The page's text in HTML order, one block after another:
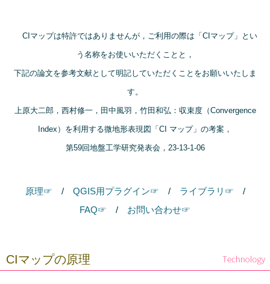
CIマップは特許ではありませんが，ご利用の際は「CIマップ」とい
う名称をお使いいただくことと，
下記の論文を参考文献として明記していただくことをお願いいたしま
す。
上原大二郎，西村修一，田中風羽，竹田和弘：収束度（Convergence
Index）を利用する微地形表現図「CI マップ」の考案，
第59回地盤工学研究発表会，23-13-1-06
原理☞ / QGIS用プラグイン☞ / ライブラリ☞ /
FAQ☞ / お問い合わせ☞
CIマップの原理